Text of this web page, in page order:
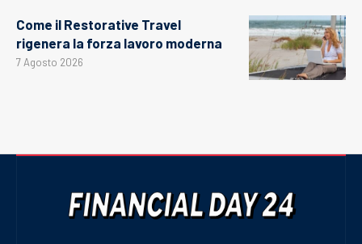
Come il Restorative Travel
rigenera la forza lavoro moderna
7 Agosto 2026